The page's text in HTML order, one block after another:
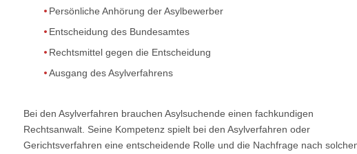
Persönliche Anhörung der Asylbewerber
Entscheidung des Bundesamtes
Rechtsmittel gegen die Entscheidung
Ausgang des Asylverfahrens
Bei den Asylverfahren brauchen Asylsuchende einen fachkundigen
Rechtsanwalt. Seine Kompetenz spielt bei den Asylverfahren oder
Gerichtsverfahren eine entscheidende Rolle und die Nachfrage nach